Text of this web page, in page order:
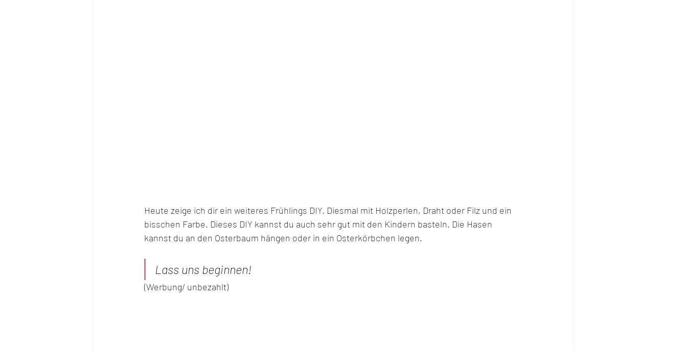
Heute zeige ich dir ein weiteres Frühlings DIY. Diesmal mit Holzperlen, Draht oder Filz und ein
bisschen Farbe. Dieses DIY kannst du auch sehr gut mit den Kindern basteln. Die Hasen
kannst du an den Osterbaum hängen oder in ein Osterkörbchen legen.
Lass uns beginnen!
(Werbung/ unbezahlt)